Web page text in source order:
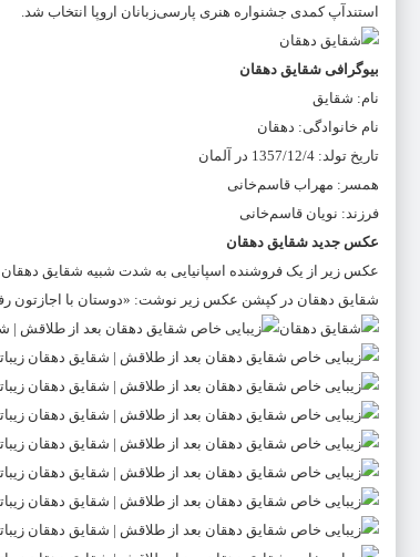
استندآپ کمدی جشنواره هنری پارسی‌زبانان اروپا انتخاب شد.
بیوگرافی شقایق دهقان
نام: شقایق
نام خانوادگی: دهقان
تاریخ تولد: 1357/12/4 در آلمان
همسر: مهراب قاسم‌خانی
فرزند: نویان قاسم‌خانی
عکس جدید شقایق دهقان
عکس زیر از یک فروشنده اسپانیایی به شدت شبیه شقایق
شقایق دهقان در کپشن عکس زیر نوشت: «دوستان با اجازتون